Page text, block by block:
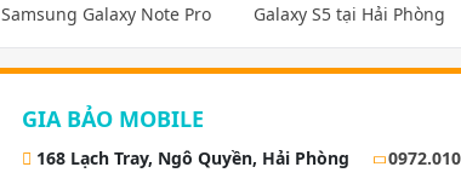
Samsung Galaxy Note Pro
Galaxy S5 tại Hải Phòng
GIA BẢO MOBILE
168 Lạch Tray, Ngô Quyền, Hải Phòng